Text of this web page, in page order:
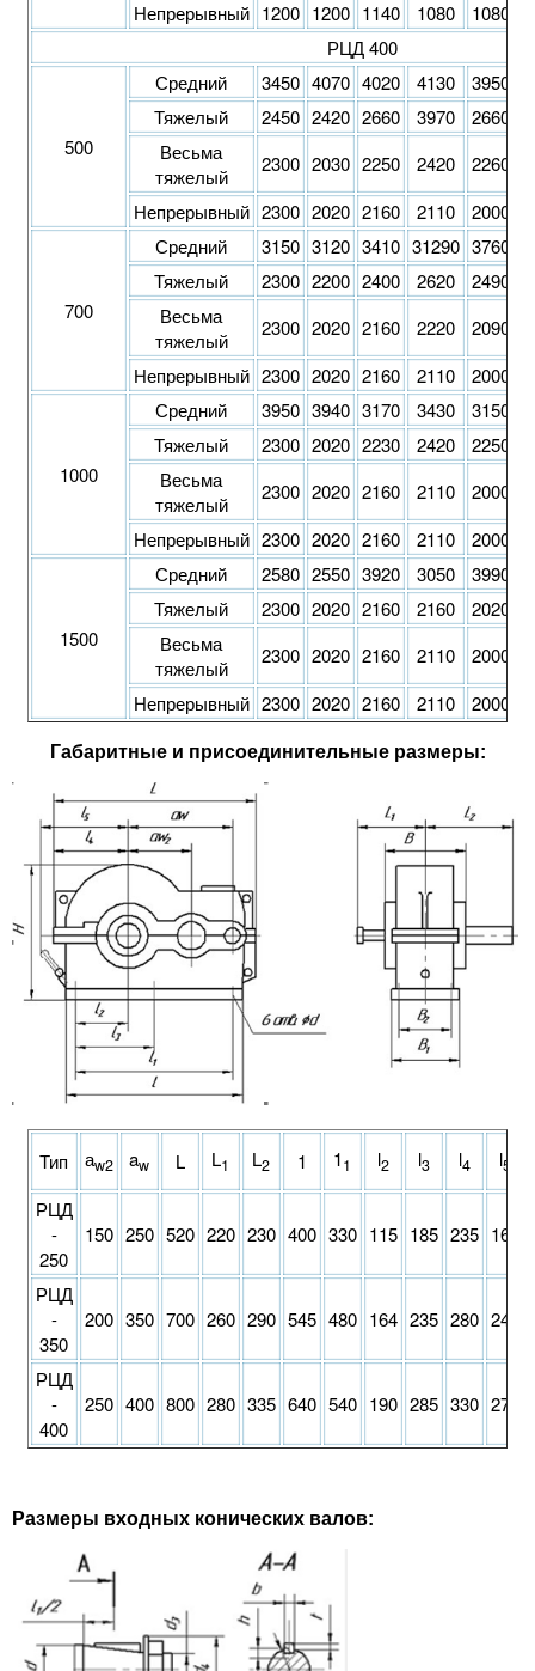
Непрерывный 1200 1200 1140 1080 1080
РЦД 400
500
Средний 3450 4070 4020 4130 3950
Тяжелый
2450 2420 2660 3970 2660
Весьма
тяжелый
2300 2030 2250 2420 2260
Непрерывный 2300 2020 2160 2110 2000
700
Средний 3150 3120 3410 31290 3760
Тяжелый
2300 2200 2400 2620 2490
Весьма
тяжелый
2300 2020 2160 2220 2090
Непрерывный 2300 2020 2160 2110 2000
1000
Средний 3950 3940 3170 3430 3150
Тяжелый
2300 2020 2230 2420 2250
Весьма
тяжелый
2300 2020 2160 2110 2000
Непрерывный 2300 2020 2160 2110 2000
1500
Средний 2580 2550 3920 3050 3990
Тяжелый
2300 2020 2160 2160 2020
Весьма
тяжелый
2300 2020 2160 2110 2000
Непрерывный 2300 2020 2160 2110 2000
Габаритные и присоединительные размеры:
Тип аw2 aw L L1 L2 1 11 l2 l3 l4 l5
РЦД
-
250
150 250 520 220 230 400 330 115 185 235 165
РЦД
-
350
200 350 700 260 290 545 480 164 235 280 240
РЦД
-
400
250 400 800 280 335 640 540 190 285 330 270
Размеры входных конических валов: